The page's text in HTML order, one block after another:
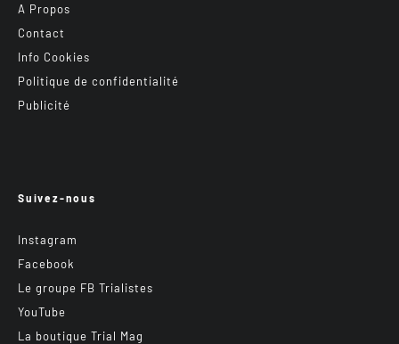
A Propos
Contact
Info Cookies
Politique de confidentialité
Publicité
Suivez-nous
Instagram
Facebook
Le groupe FB Trialistes
YouTube
La boutique Trial Mag